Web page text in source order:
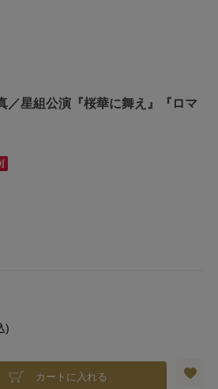
／星組公演『桜華に舞え』『ロマ
)
カートに入れる